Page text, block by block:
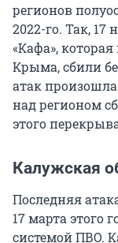
регионов
2022-го. Так, 17
«Кафа»,
Крыма, сбили
атак
над регионом
этого
Калужская
Последняя
17 марта этого
системой ПВО.